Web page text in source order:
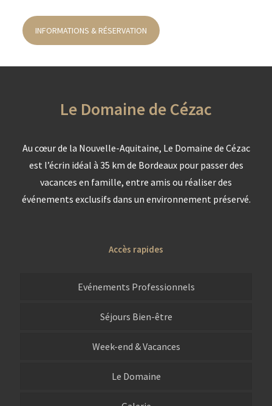
INFORMATIONS & RÉSERVATION
Le Domaine de Cézac
Au cœur de la Nouvelle-Aquitaine, Le Domaine de Cézac
est l’écrin idéal à 35 km de Bordeaux pour passer des
vacances en famille, entre amis ou réaliser des
événements exclusifs dans un environnement préservé.
Accès rapides
Evénements Professionnels
Séjours Bien-être
Week-end & Vacances
Le Domaine